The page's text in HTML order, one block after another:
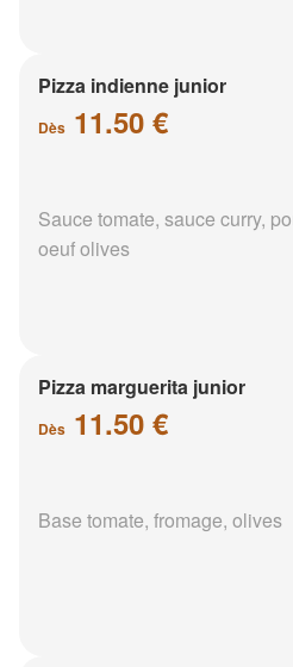
Pizza indienne junior
Dès 11.50 €
Sauce tomate, sauce curry,
oeuf olives
Pizza marguerita junior
Dès 11.50 €
Base tomate, fromage, olives